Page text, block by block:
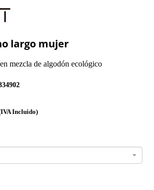
largo mujer
mezcla de algodón ecológico
Incluido)